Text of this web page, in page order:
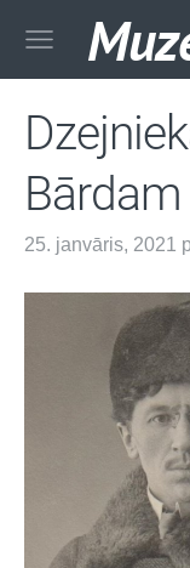
Bārdam
25. janvāris, 2021